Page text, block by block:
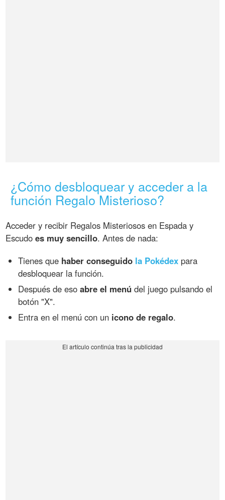
¿Cómo desbloquear y acceder a la
función Regalo Misterioso?
Acceder y recibir Regalos Misteriosos en Espada y
Escudoes muy sencillo. Antes de nada:
Tienes que haber conseguido la Pokédex para
desbloquear la función.
Después de esoabre el menú del juego pulsando el
botón "X".
Entra en el menú con un icono de regalo.